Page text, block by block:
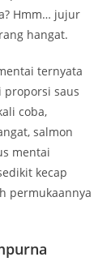
Hmm… jujur
hangat.
ternyata
proporsi saus
coba,
salmon
mentai
kecap
permukaannya